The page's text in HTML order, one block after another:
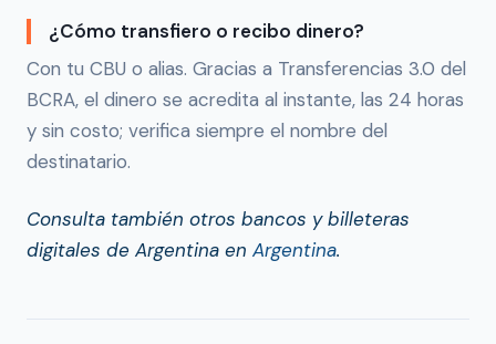
¿Cómo transfiero o recibo dinero?
Con tu CBU o alias. Gracias a Transferencias 3.0 del
BCRA, el dinero se acredita al instante, las 24 horas
y sin costo; verifica siempre el nombre del
destinatario.
Consulta también otros bancos y billeteras
digitales de Argentina en Argentina.